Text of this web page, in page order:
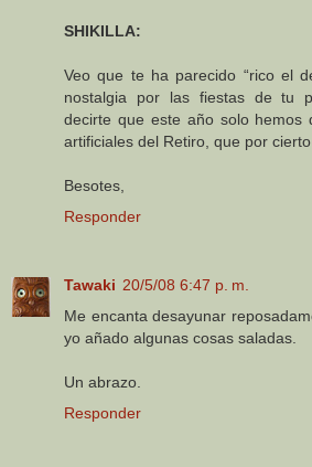
SHIKILLA:
Veo que te ha parecido “rico el
nostalgia por las fiestas de tu
decirte que este año solo hemos
artificiales del Retiro, que por
Besotes,
Responder
Tawaki 20/5/08 6:47 p. m.
Me encanta desayunar
yo añado algunas cosas saladas.
Un abrazo.
Responder